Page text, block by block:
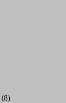
(8)